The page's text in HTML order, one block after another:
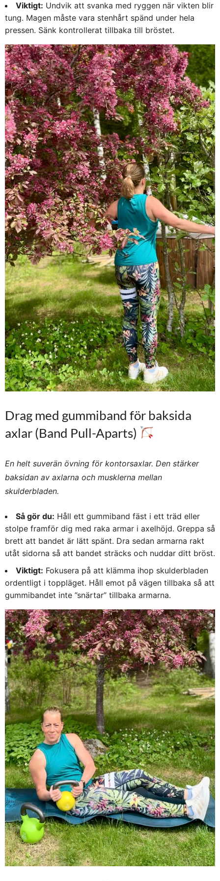
Viktigt: Undvik att svanka med ryggen när vikten blir
tung. Magen måste vara stenhårt spänd under hela
pressen. Sänk kontrollerat tillbaka till bröstet.
Drag med gummiband för baksida
axlar (Band Pull-Aparts)
En helt suverän övning för kontorsaxlar. Den stärker
baksidan av axlarna och musklerna mellan
skulderbladen.
Så gör du: Håll ett gummiband fäst i ett träd eller
stolpe framför dig med raka armar i axelhöjd. Greppa så
brett att bandet är lätt spänt. Dra sedan armarna rakt
utåt sidorna så att bandet sträcks och nuddar ditt bröst.
Viktigt: Fokusera på att klämma ihop skulderbladen
ordentligt i toppläget. Håll emot på vägen tillbaka så att
gummibandet inte ”snärtar” tillbaka armarna.